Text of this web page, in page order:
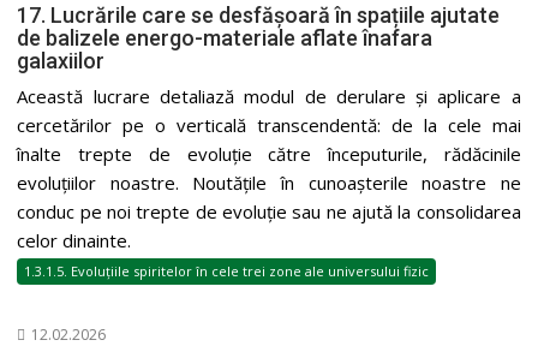
17. Lucrările care se desfășoară în spațiile ajutate
de balizele energo-materiale aflate înafara
galaxiilor
Această lucrare detaliază modul de derulare și aplicare a
cercetărilor pe o verticală transcendentă: de la cele mai
înalte trepte de evoluție către începuturile, rădăcinile
evoluțiilor noastre. Noutățile în cunoașterile noastre ne
conduc pe noi trepte de evoluție sau ne ajută la consolidarea
celor dinainte.
1.3.1.5. Evoluțiile spiritelor în cele trei zone ale universului fizic
12.02.2026